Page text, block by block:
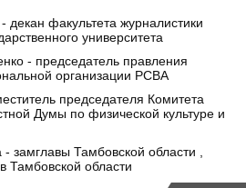
декан факультета журналистики
университета
- председатель правления
организации РСВА
председателя Комитета
Думы по физической культуре и
замглавы Тамбовской области ,
Тамбовской области